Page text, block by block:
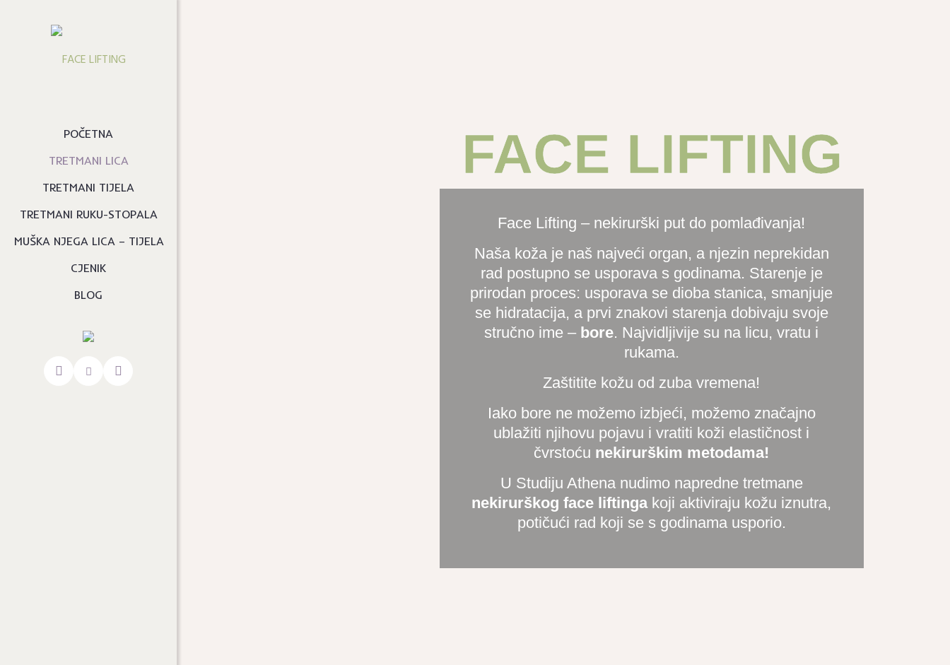
POČETNA
TRETMANI LICA
TRETMANI TIJELA
TRETMANI RUKU-STOPALA
MUŠKA NJEGA LICA – TIJELA
CJENIK
BLOG
FACE LIFTING
Face Lifting – nekirurški put do pomlađivanja!
Naša koža je naš najveći organ, a njezin neprekidan
rad postupno se usporava s godinama. Starenje je
prirodan proces: usporava se dioba stanica, smanjuje
se hidratacija, a prvi znakovi starenja dobivaju svoje
stručno ime – bore. Najvidljivije su na licu, vratu i
rukama.
Zaštitite kožu od zuba vremena!
Iako bore ne možemo izbjeći, možemo značajno
ublažiti njihovu pojavu i vratiti koži elastičnost i
čvrstoću nekirurškim metodama!
U Studiju Athena nudimo napredne tretmane
nekirurškog face liftingakoji aktiviraju kožu iznutra,
potičući rad koji se s godinama usporio.